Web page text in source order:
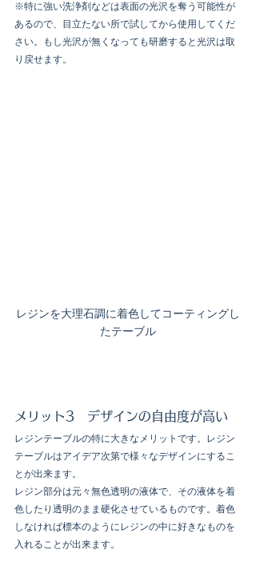
※特に強い洗浄剤などは表面の光沢を奪う可能性が
あるので、目立たない所で試してから使用してくだ
さい。もし光沢が無くなっても研磨すると光沢は取
り戻せます。
レジンを大理石調に着色してコーティングし
たテーブル
メリット3　デザインの自由度が高い
レジンテーブルの特に大きなメリットです。レジン
テーブルはアイデア次第で様々なデザインにするこ
とが出来ます。
レジン部分は元々無色透明の液体で、その液体を着
色したり透明のまま硬化させているものです。着色
しなければ標本のようにレジンの中に好きなものを
入れることが出来ます。